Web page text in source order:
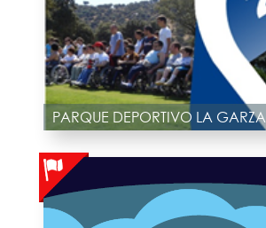
PARQUE DEPORTIVO LA GARZA